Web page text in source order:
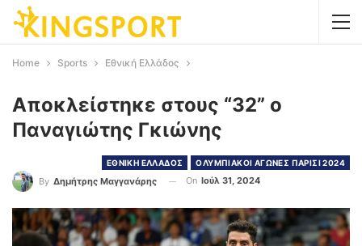
Home Sports Εθνική Ελλάδος
Αποκλείστηκε στους “32” ο
Παναγιώτης Γκιώνης
ΕΘΝΙΚΗ ΕΛΛΑΔΟΣ ΟΛΥΜΠΙΑΚΟΙ ΑΓΩΝΕΣ ΠΑΡΙΣΙ 2024
By Δημήτρης Μαγγανάρης On Ιούλ 31, 2024